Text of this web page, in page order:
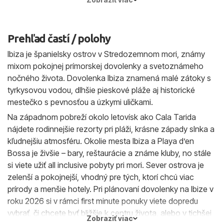
Prehľad častí / polohy
Ibiza je španielsky ostrov v Stredozemnom mori, známy
mixom pokojnej prímorskej dovolenky a svetoznámeho
nočného života. Dovolenka Ibiza znamená malé zátoky s
tyrkysovou vodou, dlhšie pieskové pláže aj historické
mestečko s pevnosťou a úzkymi uličkami.
Na západnom pobreží okolo letovísk ako Cala Tarida
nájdete rodinnejšie rezorty pri pláži, krásne západy slnka a
kľudnejšiu atmosféru. Okolie mesta Ibiza a Playa d’en
Bossa je živšie – bary, reštaurácie a známe kluby, no stále
si viete užiť all inclusive pobyty pri mori. Sever ostrova je
zelenší a pokojnejší, vhodný pre tých, ktorí chcú viac
prírody a menšie hotely. Pri plánovaní dovolenky na Ibize v
roku 2026 si v rámci first minute ponuky viete dopredu
vybrať, či chcete byť bližšie k centru života, alebo v tichšej
Zobraziť viac